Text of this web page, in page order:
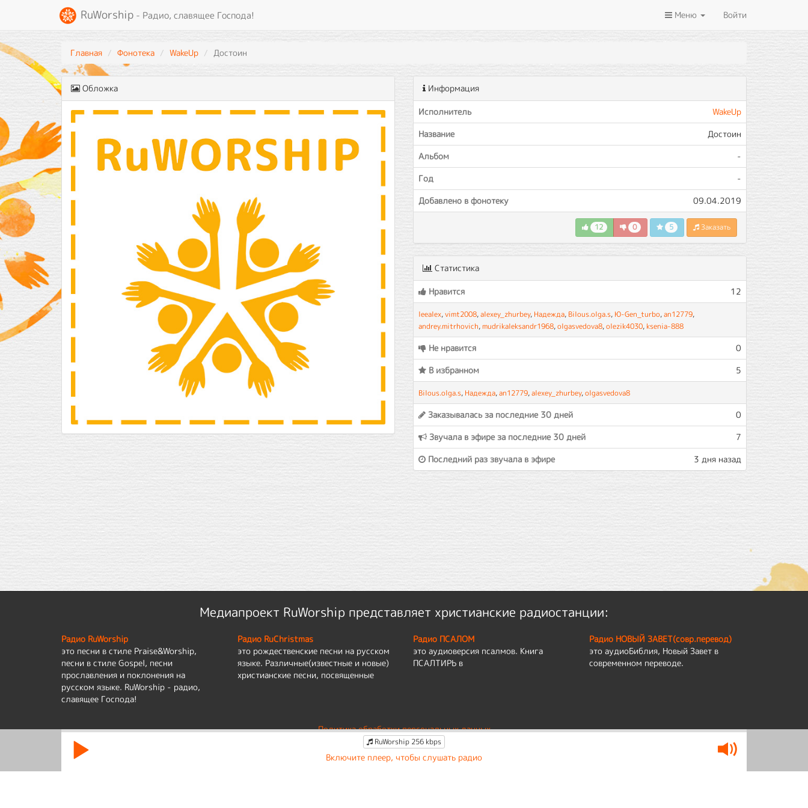
RuWorship - Радио, славящее Господа! Меню Войти
Главная Фонотека WakeUp Достоин
Обложка Информация
Исполнитель
WakeUp
Название
Достоин
Альбом
-
Год
-
Добавлено в фонотеку
09.04.2019
12 0 5 Заказать
Статистика
Нравится 12
leealex,vimt2008,alexey_zhurbey, Надежда, Bilous.olga.s, Ю-Gen_turbo,an12779,
andrey.mitrhovich, mudrikaleksandr1968,olgasvedova8,olezik4030, ksenia-888
Не нравится
0
В избранном
5
Bilous.olga.s, Надежда,an12779,alexey_zhurbey,olgasvedova8
Заказывалась за последние 30 дней
0
Звучала в эфире за последние 30 дней
7
Последний раз звучала в эфире
3 дня назад
Медиапроект RuWorship представляет христианские радиостанции:
Радио RuWorship
это песни в стиле Praise&Worship,
песни в стиле Gospel, песни
прославления и поклонения на
русском языке. RuWorship - радио,
славящее Господа!
Радио RuChristmas
это рождественские песни на русском
языке. Различные(известные и новые)
христианские песни, посвященные
Радио ПСАЛОМ
это аудиоверсия псалмов. Книга
ПСАЛТИРЬ в
Радио НОВЫЙ ЗАВЕТ(совр.перевод)
это аудиоБиблия, Новый Завет в
современном переводе.
Политика обработки персональных данных
По вопросам работы сайта:admin@ruworship.ru
RuWorship 256 kbps
Включите плеер, чтобы слушать радио